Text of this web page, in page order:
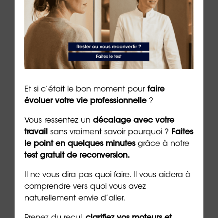
À lire sur le même thème
Après le burn-out, le « bore-out
» et le « brown-out », voici l’ère
du « blur-out »
Et si c’était le bon moment pour faire
évoluer votre vie professionnelle?
Vous ressentez un décalage avec votre
travail sans vraiment savoir pourquoi ? Faites
le point en quelques minutesgrâce à notre
test gratuit de reconversion.
Il ne vous dira pas quoi faire. Il vous aidera à
comprendre vers quoi vous avez
naturellement envie d’aller.